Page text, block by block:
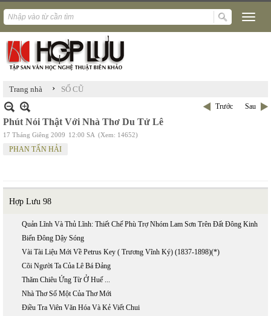
Trang nhà › SỐ CŨ
Trước Sau
Phút Nói Thật Với Nhà Thơ Du Tử Lê
17 Tháng Giêng 2009 12:00 SA (Xem: 14652)
PHAN TẤN HẢI
Hợp Lưu 98
Quản Lĩnh Và Thủ Lĩnh: Thiết Chế Phù Trợ Nhóm Lam Sơn Trên Đất Đông Kinh
Biển Đông Dậy Sóng
Vài Tài Liệu Mới Về Petrus Key ( Trương Vĩnh Ký) (1837-1898)(*)
Cõi Người Ta Của Lê Bá Đảng
Thăm Chiêu Ứng Từ Ở Huế ...
Nhà Thơ Số Một Của Thơ Mới
Điều Tra Viên Văn Hóa Và Kẻ Viết Chui